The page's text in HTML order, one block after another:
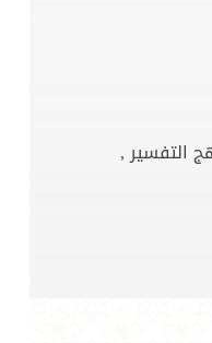
التفسير ,